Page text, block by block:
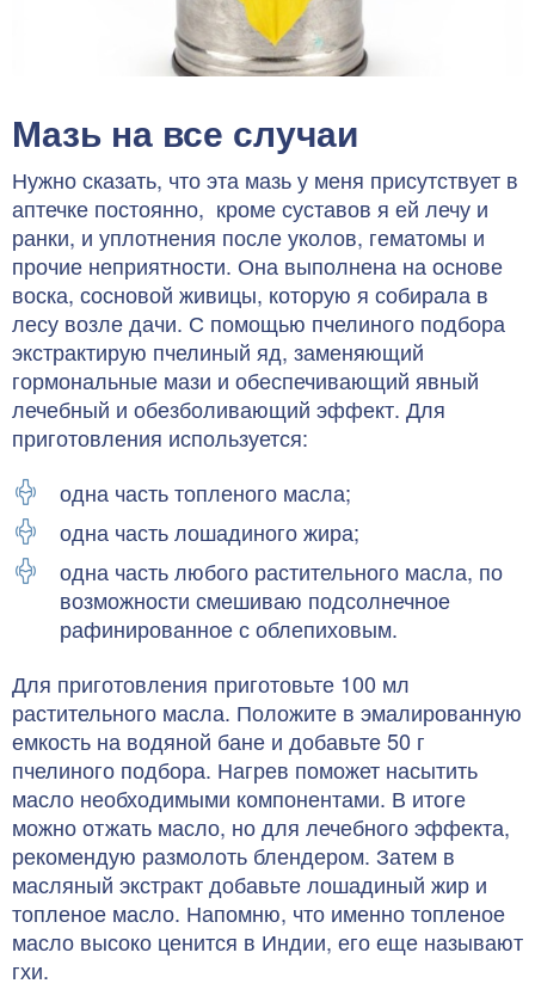
Мазь на все случаи
Нужно сказать, что эта мазь у меня присутствует в
аптечке постоянно, кроме суставов я ей лечу и
ранки, и уплотнения после уколов, гематомы и
прочие неприятности. Она выполнена на основе
воска, сосновой живицы, которую я собирала в
лесу возле дачи. С помощью пчелиного подбора
экстрактирую пчелиный яд, заменяющий
гормональные мази и обеспечивающий явный
лечебный и обезболивающий эффект. Для
приготовления используется:
одна часть топленого масла;
одна часть лошадиного жира;
одна часть любого растительного масла, по
возможности смешиваю подсолнечное
рафинированное с облепиховым.
Для приготовления приготовьте 100 мл
растительного масла. Положите в эмалированную
емкость на водяной бане и добавьте 50 г
пчелиного подбора. Нагрев поможет насытить
масло необходимыми компонентами. В итоге
можно отжать масло, но для лечебного эффекта,
рекомендую размолоть блендером. Затем в
масляный экстракт добавьте лошадиный жир и
топленое масло. Напомню, что именно топленое
масло высоко ценится в Индии, его еще называют
гхи.